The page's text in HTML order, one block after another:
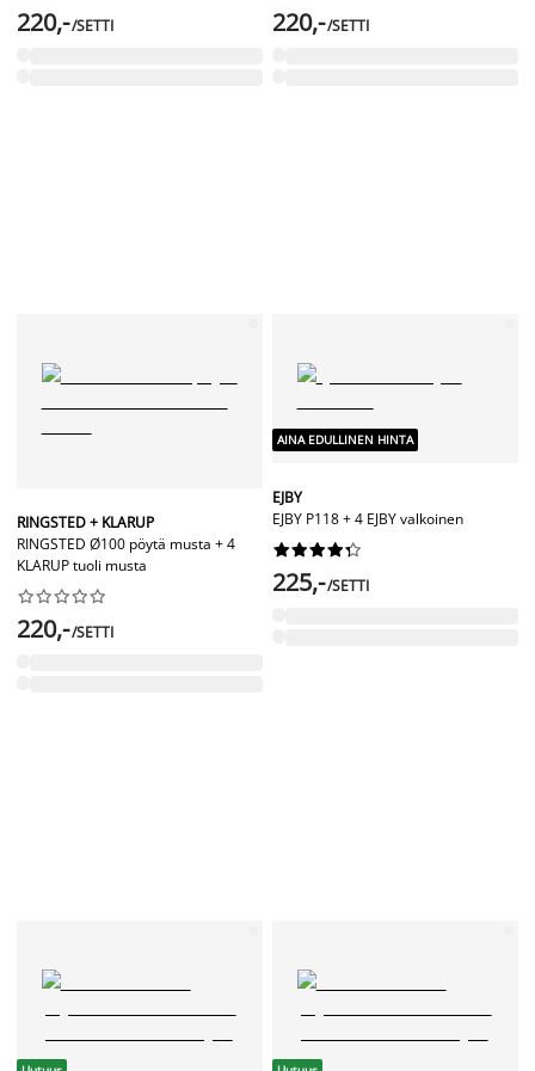
220,-/SETTI 220,-/SETTI
RINGSTED + KLARUP
RINGSTED Ø100 pöytä musta + 4
KLARUP tuoli musta






220,-/SETTI
AINA EDULLINEN HINTA
EJBY
EJBY P118 + 4 EJBY valkoinen






225,-/SETTI